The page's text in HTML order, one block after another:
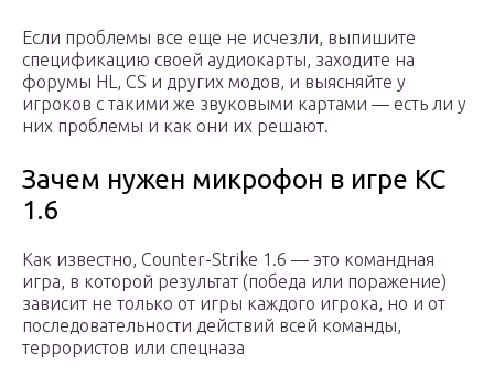
Если проблемы все еще не исчезли, выпишите
спецификацию своей аудиокарты, заходите на
форумы HL, CS и других модов, и выясняйте у
игроков с такими же звуковыми картами — есть ли у
них проблемы и как они их решают.
Зачем нужен микрофон в игре КС
1.6
Как известно, Counter-Strike 1.6 — это командная
игра, в которой результат (победа или поражение)
зависит не только от игры каждого игрока, но и от
последовательности действий всей команды,
террористов или спецназа